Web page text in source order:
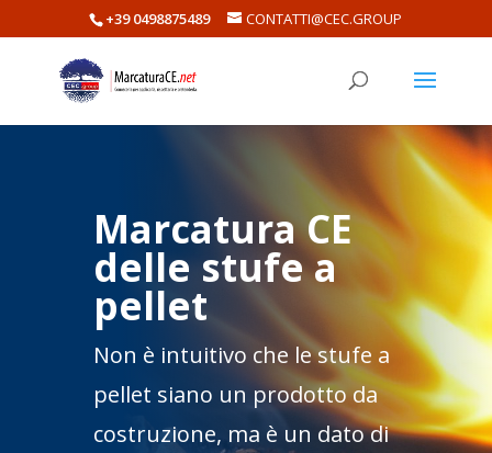
+39 0498875489 CONTATTI@CEC.GROUP
Marcatura CE
delle stufe a
pellet
Non è intuitivo che le stufe a
pellet siano un prodotto da
costruzione, ma è un dato di